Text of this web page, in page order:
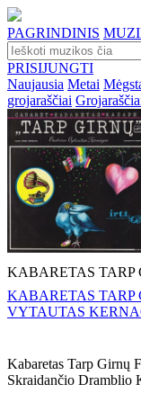
PAGRINDINIS
PRISIJUNGTI
Naujausia Metai
grojaraščiai
KABARETAS TARP
KABARETAS TARP
VYTAUTAS
Kabaretas Tarp Girnų
Skraidančio Dramblio